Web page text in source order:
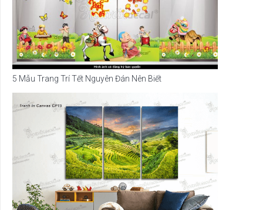
5 Mẫu Trang Trí Tết Nguyên Đán Nên Biết